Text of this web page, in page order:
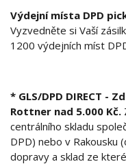
Výdejní místa DPD
Vyzvedněte si Vaší
1200 výdejních míst
* GLS/DPD DIRECT -
Rottner nad 5.000 Kč.
centrálního skladu
DPD) nebo v Rakousku
dopravy a sklad ze